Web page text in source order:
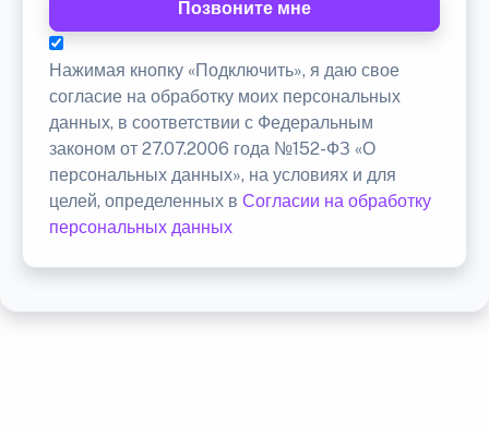
Позвоните мне
Нажимая кнопку «Подключить», я даю свое
согласие на обработку моих персональных
данных, в соответствии с Федеральным
законом от 27.07.2006 года №152-ФЗ «О
персональных данных», на условиях и для
целей, определенных в Согласии на обработку
персональных данных